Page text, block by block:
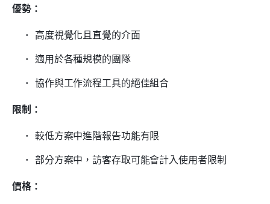
優勢：
高度視覺化且直覺的介面
適用於各種規模的團隊
協作與工作流程工具的絕佳組合
限制：
較低方案中進階報告功能有限
部分方案中，訪客存取可能會計入使用者限制
價格：